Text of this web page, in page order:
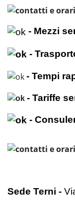
- Mezzi
-
- Tempi
- Tariffe
-
Sede Terni -